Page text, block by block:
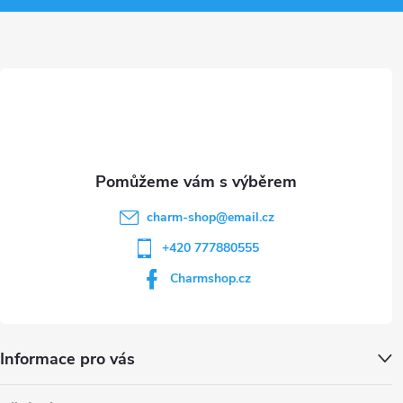
charm-shop@email.cz
+420 777880555
Charmshop.cz
Informace pro vás